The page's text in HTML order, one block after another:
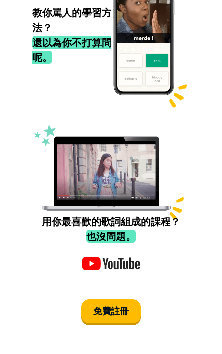
教你罵人的學習方
法？
還以為你不打算問
呢。
用你最喜歡的歌詞組成的課程？
也沒問題。
免費註冊